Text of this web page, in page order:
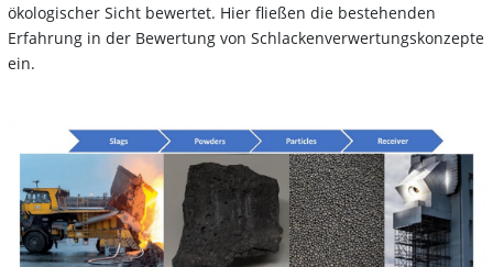
ökologischer Sicht bewertet. Hier fließen die bestehenden
Erfahrung in der Bewertung von Schlackenverwertungskonzepte
ein.